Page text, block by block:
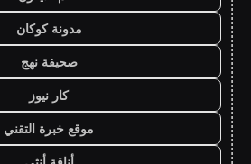
مدونة كوكان
صحيفة نهج
كار نيوز
موقع خبرة التقني